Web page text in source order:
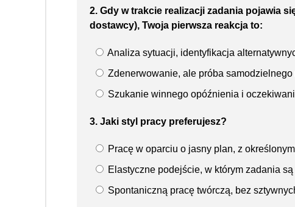
2. Gdy w trakcie realizacji zadania pojawia
dostawcy), Twoja pierwsza reakcja to:
Analiza sytuacji, identyfikacja
Zdenerwowanie, ale próba
Szukanie winnego opóźnienia i
3. Jaki styl pracy preferujesz?
Pracę w oparciu o jasny plan, z
Elastyczne podejście, w którym zadania
Spontaniczną pracę twórczą, bez